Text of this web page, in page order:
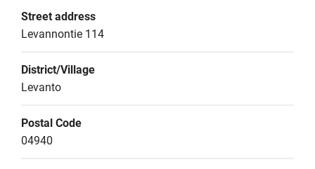
Street address
Levannontie 114
District/Village
Levanto
Postal Code
04940